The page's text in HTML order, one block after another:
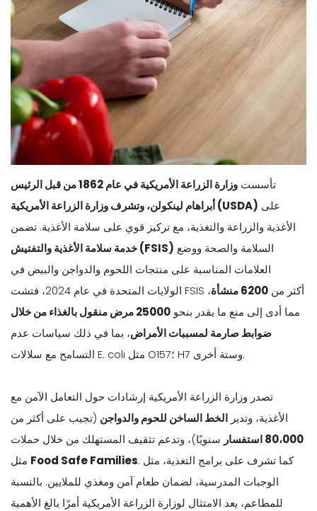
تأسست
وزارة الزراعة الأمريكية في عام 1862 من قبل الرئيس
أبراهام لينكولن، وتشرف وزارة الزراعة الأمريكية (USDA)
الأغذية والزراعة والتغذية، مع تركيز قوي على سلامة الأغذية. تضمن
خدمة سلامة الأغذية والتفتيش (FSIS)
العلامات المناسبة على منتجات اللحوم والدواجن والبيض في
الولايات المتحدة في عام 2024، فتشت FSIS أكثر من 6200 منشأة
،
مما أدى إلى منع ما يقدر بنحو
25000 مرض منقول بالغذاء من خلال
ضوابط صارمة لمسببات الأمراض، بما في ذلك سياسات عدم
التسامح مع سلالات E. coli مثل O157؛ H7 وستة أخرى.
تصدر وزارة الزراعة الأمريكية إرشادات حول التعامل الآمن مع
الأغذية، وتدير الخط الساخن للحوم والدواجن (تجيب على أكثر من
80،000 استفسار
سنويًا)، وتدعم تثقيف المستهلك من خلال حملات
Food Safe Families. كما تشرف على برامج التغذية، مثل
الوجبات المدرسية، لضمان طعام آمن ومغذي للملايين. بالنسبة
للمطاعم، يعد الامتثال لوزارة الزراعة الأمريكية أمرًا بالغ الأهمية